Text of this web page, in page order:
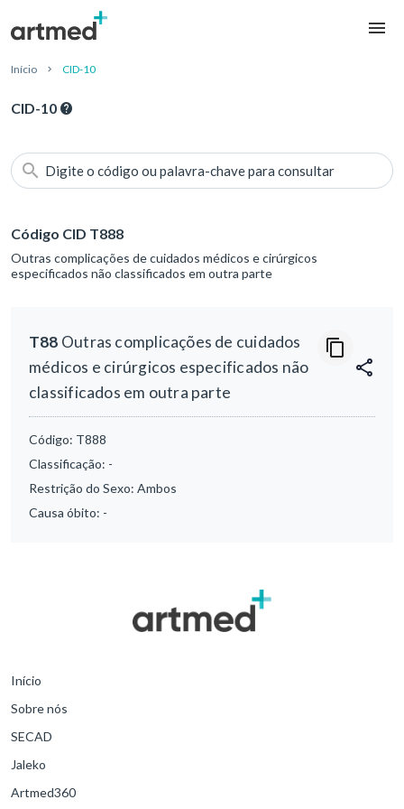
Início CID-10
CID-10
Digite o código ou palavra-chave para consultar
Código CID T888
Outras complicações de cuidados médicos e cirúrgicos
especificados não classificados em outra parte
T88 Outras complicações de cuidados
médicos e cirúrgicos especificados não
classificados em outra parte
Código: T888
Classificação: -
Restrição do Sexo: Ambos
Causa óbito: -
Início
Sobre nós
SECAD
Jaleko
Artmed360